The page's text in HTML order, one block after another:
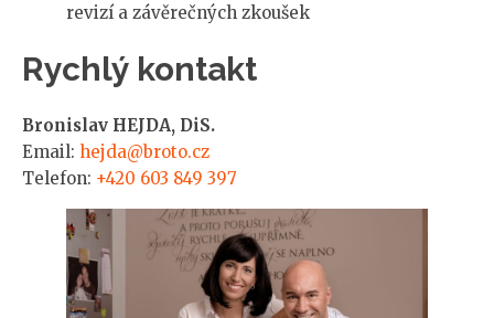
revizí a závěrečných zkoušek
Rychlý kontakt
Bronislav HEJDA, DiS.
Email: hejda@broto.cz
Telefon: +420 603 849 397